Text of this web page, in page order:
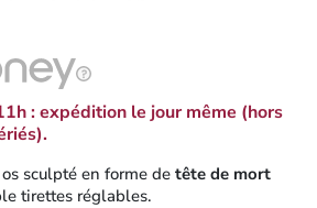
: expédition le jour même (hors
sculpté en forme de tête de mort
tirettes réglables.